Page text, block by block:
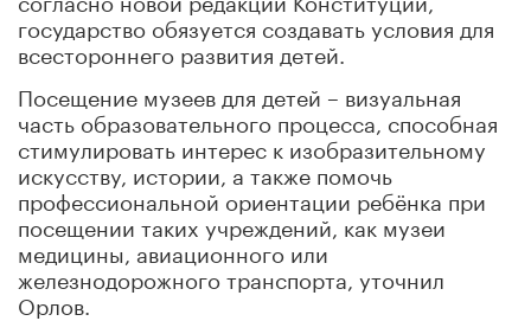
государство обязуется создавать условия для
всестороннего развития детей.
Посещение музеев для детей – визуальная
часть образовательного процесса, способная
стимулировать интерес к изобразительному
искусству, истории, а также помочь
профессиональной ориентации ребёнка при
посещении таких учреждений, как музеи
медицины, авиационного или
железнодорожного транспорта, уточнил
Орлов.